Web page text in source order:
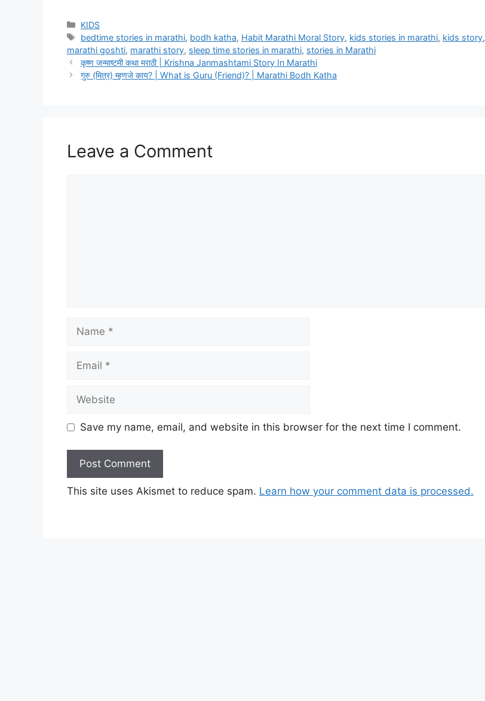
Categories
KIDS
Tags
bedtime stories in marathi, bodh katha, Habit Marathi Moral Story, kids stories in marathi, kids story,
marathi goshti, marathi story, sleep time stories in marathi, stories in Marathi
कृष्ण जन्माष्टमी कथा मराठी | Krishna Janmashtami Story In Marathi
गुरु (मित्र) म्हणजे काय? | What is Guru (Friend)? | Marathi Bodh Katha
Leave a Comment
Save my name, email, and website in this browser for the next time I comment.
This site uses Akismet to reduce spam. Learn how your comment data is processed.